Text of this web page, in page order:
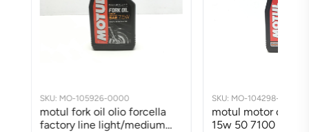
SKU: MO-104298-0000
motul motor oil olio motore
15w 50 7100 4t 4 stroke
SKU: MO-105924-0000
motul fork oil olio
factory line light